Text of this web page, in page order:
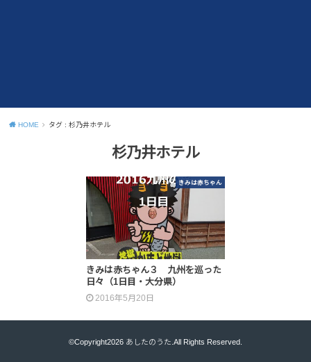
HOME タグ : 杉乃井ホテル
杉乃井ホテル
きみは赤ちゃん
きみは赤ちゃん３ 九州を巡った
日々（1日目・大分県）
2016年5月20日
©Copyright2026 あしたのうた .All Rights Reserved.